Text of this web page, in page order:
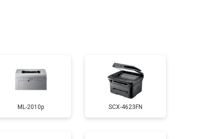
2500 ₽ Заказать
2600 ₽ Заказать
ML-2010p SCX-4623FN